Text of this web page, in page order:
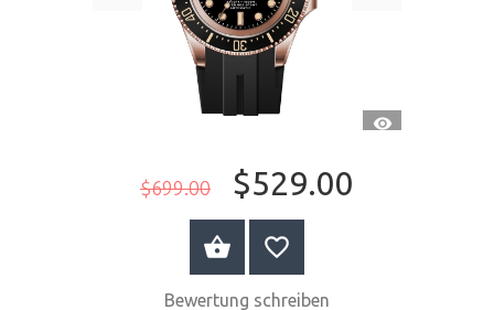
$699.00 $529.00
JETZT KAUFEN
Bewertung schreiben